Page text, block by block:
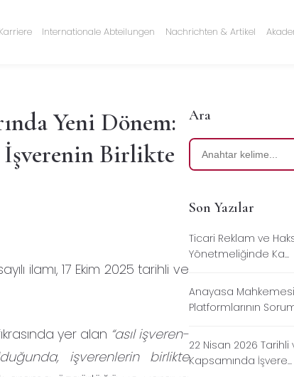
Karriere Internationale Abteilungen Nachrichten & Artikel
Yeni Dönem:
İşverenin Birlikte
ilamı, 17 Ekim 2025 tarihli ve
yer alan “asıl işveren-
işverenlerin birlikte
Ara
Son Yazılar
Ticari Reklam ve
Yönetmeliğinde Ka...
Anayasa
Platformlarının
22 Nisan 2026 Tarihli
Kapsamında İşvere...